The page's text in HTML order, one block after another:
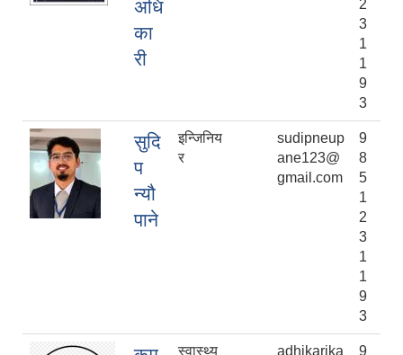
अधि
का
री
2
3
1
1
9
3
सुदि
प
न्यौ
पाने
इन्जिनिय
र
sudipneup
ane123@
gmail.com
9
8
5
1
2
3
1
1
9
3
स्वास्थ्य
adhikarika
9